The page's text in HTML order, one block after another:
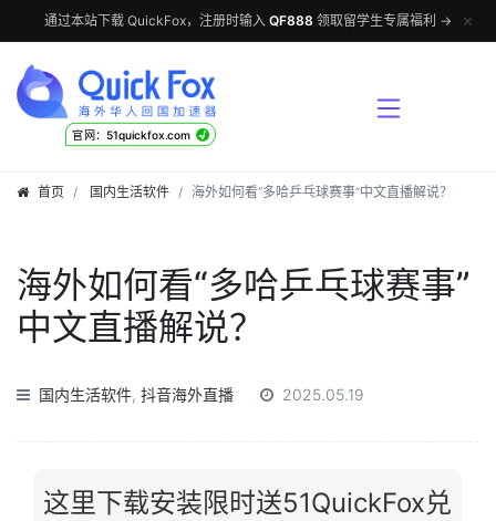
通过本站下载 QuickFox，注册时输入 QF888 领取留学生专属福利 → ✕
官网：51quickfox.com √
首页 国内生活软件 海外如何看“多哈乒乓球赛事”中文直播解说？
海外如何看“多哈乒乓球赛事”
中文直播解说？
国内生活软件, 抖音海外直播 2025.05.19
这里下载安装限时送51QuickFox兑